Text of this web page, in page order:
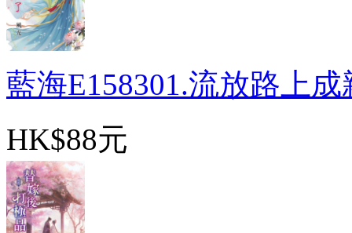
藍海E158301.流放路上成
HK$88元